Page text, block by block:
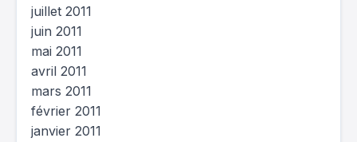
juillet 2011
juin 2011
mai 2011
avril 2011
mars 2011
février 2011
janvier 2011